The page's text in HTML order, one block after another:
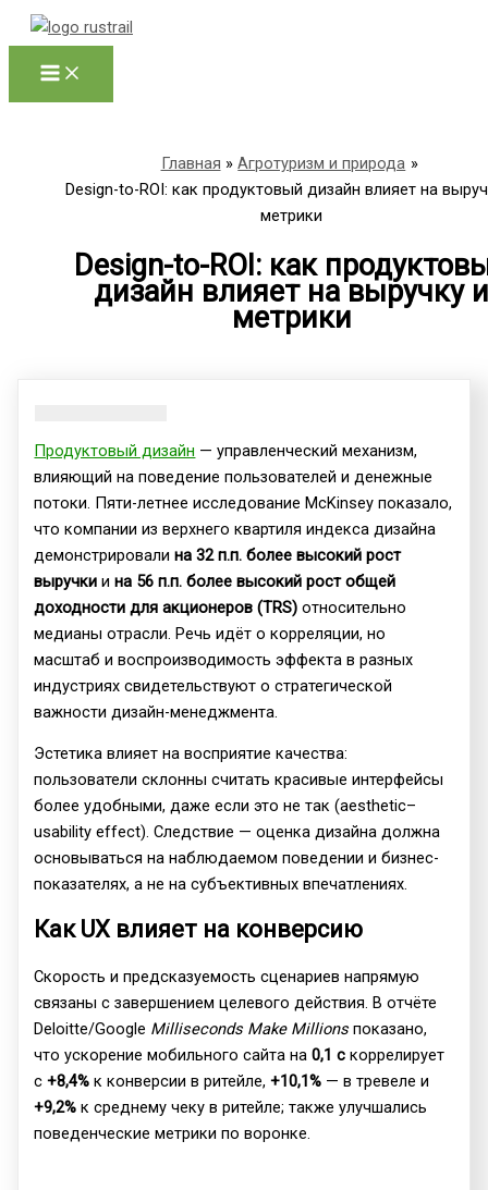
Перейти
к
содержимому
Главная
Агротуризм и природа
Design-to-ROI: как продуктовый дизайн влияет на
метрики
Design-to-ROI: как
дизайн влияет на выручку
метрики
Продуктовый дизайн — управленческий механизм,
влияющий на поведение пользователей и денежные
потоки. Пяти-летнее исследование McKinsey показало,
что компании из верхнего квартиля индекса дизайна
демонстрировалина 32 п.п. более высокий рост
выручки ина 56 п.п. более высокий рост общей
доходности для акционеров (TRS) относительно
медианы отрасли. Речь идёт о корреляции, но
масштаб и воспроизводимость эффекта в разных
индустриях свидетельствуют о стратегической
важности дизайн-менеджмента.
Эстетика влияет на восприятие качества:
пользователи склонны считать красивые интерфейсы
более удобными, даже если это не так (aesthetic–
usability effect). Следствие — оценка дизайна должна
основываться на наблюдаемом поведении и бизнес-
показателях, а не на субъективных впечатлениях.
Как UX влияет на конверсию
Скорость и предсказуемость сценариев напрямую
связаны с завершением целевого действия. В отчёте
Deloitte/Google Milliseconds Make Millions показано,
что ускорение мобильного сайта на0,1 с коррелирует
с+8,4% к конверсии в ритейле,+10,1% — в тревеле и
+9,2% к среднему чеку в ритейле; также улучшались
поведенческие метрики по воронке.